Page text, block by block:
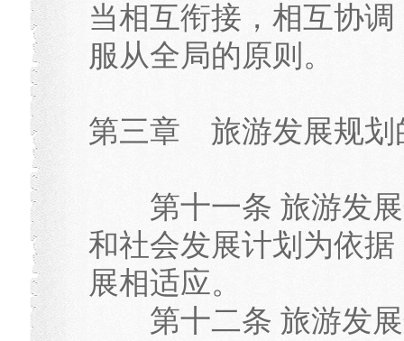
当相互衔接，相互协
服从全局的原则。
第三章 旅游发展规划
第十一条 旅游发展
和社会发展计划为依
展相适应。
第十二条 旅游发展